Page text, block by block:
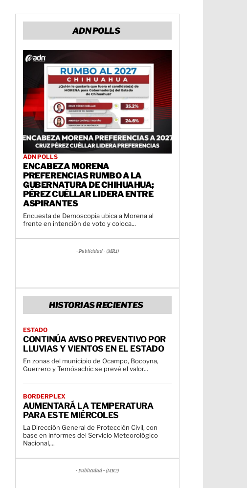
ADN POLLS
ADN POLLS
ENCABEZA MORENA
PREFERENCIAS RUMBO A LA
GUBERNATURA DE CHIHUAHUA;
PÉREZ CUÉLLAR LIDERA ENTRE
ASPIRANTES
Encuesta de Demoscopia ubica a Morena al
frente en intención de voto y coloca...
- Publicidad - (MR1)
HISTORIAS RECIENTES
ESTADO
CONTINÚA AVISO PREVENTIVO POR
LLUVIAS Y VIENTOS EN EL ESTADO
En zonas del municipio de Ocampo, Bocoyna,
Guerrero y Temósachic se prevé el valor...
BORDERPLEX
AUMENTARÁ LA TEMPERATURA
PARA ESTE MIÉRCOLES
La Dirección General de Protección Civil, con
base en informes del Servicio Meteorológico
Nacional,...
- Publicidad - (MR2)